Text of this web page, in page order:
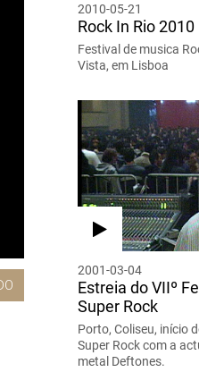
2010-05-21
Rock In Rio 2010
Festival de musica
Vista, em Lisboa
2001-03-04
Estreia do VIIº
Super Rock
Porto, Coliseu, início
Super Rock com a
metal Deftones.